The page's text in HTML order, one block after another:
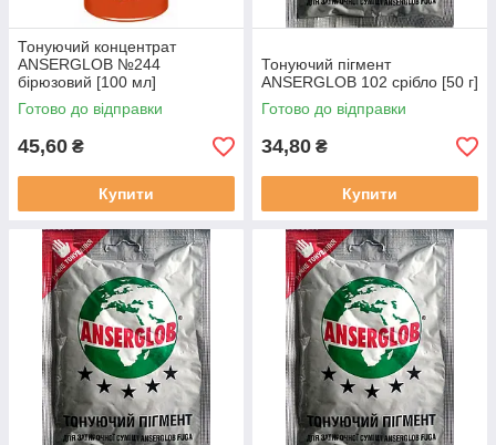
Тонуючий концентрат
ANSERGLOB №244
бірюзовий [100 мл]
Готово до відправки
45,60 ₴
Купити
Тонуючий пігмент
ANSERGLOB 102 срібло [50 г]
Готово до відправки
34,80 ₴
Купити